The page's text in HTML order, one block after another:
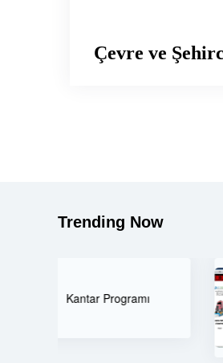
Çevre ve
Trending Now
Çevre ve
Bakanlığı
Erişim